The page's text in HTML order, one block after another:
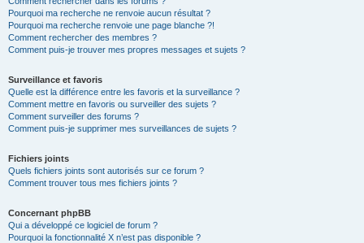
Pourquoi ma recherche ne renvoie aucun résultat ?
Pourquoi ma recherche renvoie une page blanche ?!
Comment rechercher des membres ?
Comment puis-je trouver mes propres messages et sujets ?
Surveillance et favoris
Quelle est la différence entre les favoris et la surveillance ?
Comment mettre en favoris ou surveiller des sujets ?
Comment surveiller des forums ?
Comment puis-je supprimer mes surveillances de sujets ?
Fichiers joints
Quels fichiers joints sont autorisés sur ce forum ?
Comment trouver tous mes fichiers joints ?
Concernant phpBB
Qui a développé ce logiciel de forum ?
Pourquoi la fonctionnalité X n’est pas disponible ?